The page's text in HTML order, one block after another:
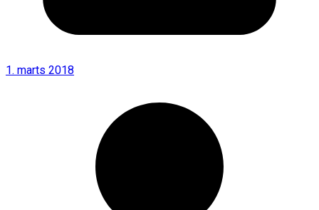
1. marts 2018